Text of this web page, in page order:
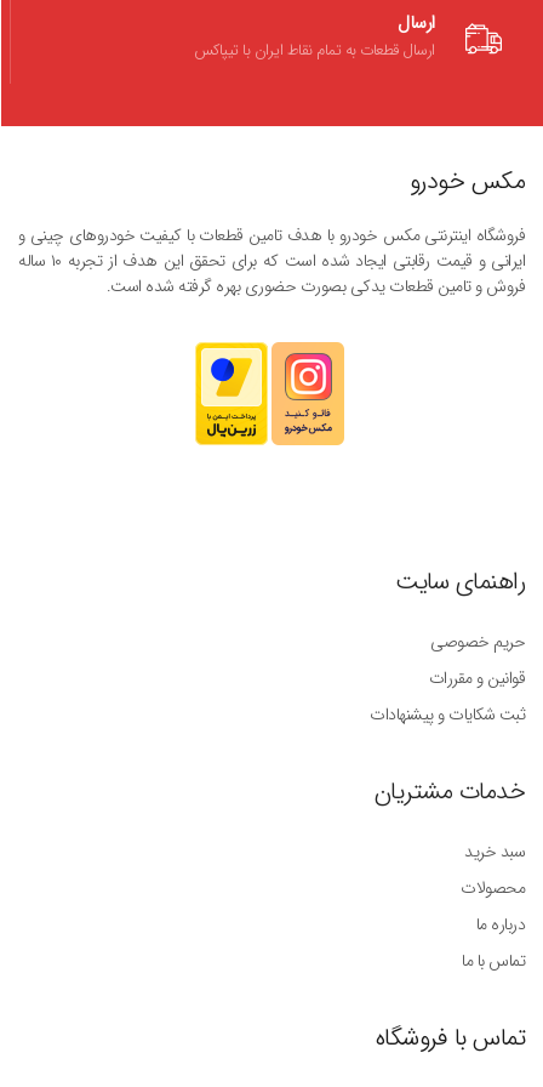
ارسال
ارسال قطعات به تمام نقاط ایران با تیپاکس
مکس خودرو
فروشگاه اینترنتی مکس خودرو با هدف تامین قطعات با کیفیت خودروهای چینی و
ایرانی و قیمت رقابتی ایجاد شده است که برای تحقق این هدف از تجربه ۱۰ ساله
فروش و تامین قطعات یدکی بصورت حضوری بهره گرفته شده است.
راهنمای سایت
حریم خصوصی
قوانین و مقررات
ثبت شکایات و پیشنهادات
خدمات مشتریان
سبد خرید
محصولات
درباره ما
تماس با ما
تماس با فروشگاه